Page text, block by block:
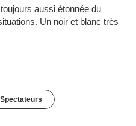
aussi étonnée du
Un noir et blanc très